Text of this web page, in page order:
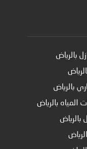
بالرياض
بالرياض
بالرياض